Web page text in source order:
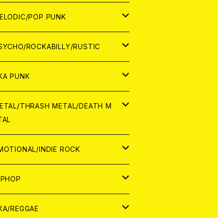
ログ
ログ
POP PUNK
ROCKABILLY/RUSTIC
PUNK
THRASH METAL/DEATH M
INDIE ROCK
REGGAE